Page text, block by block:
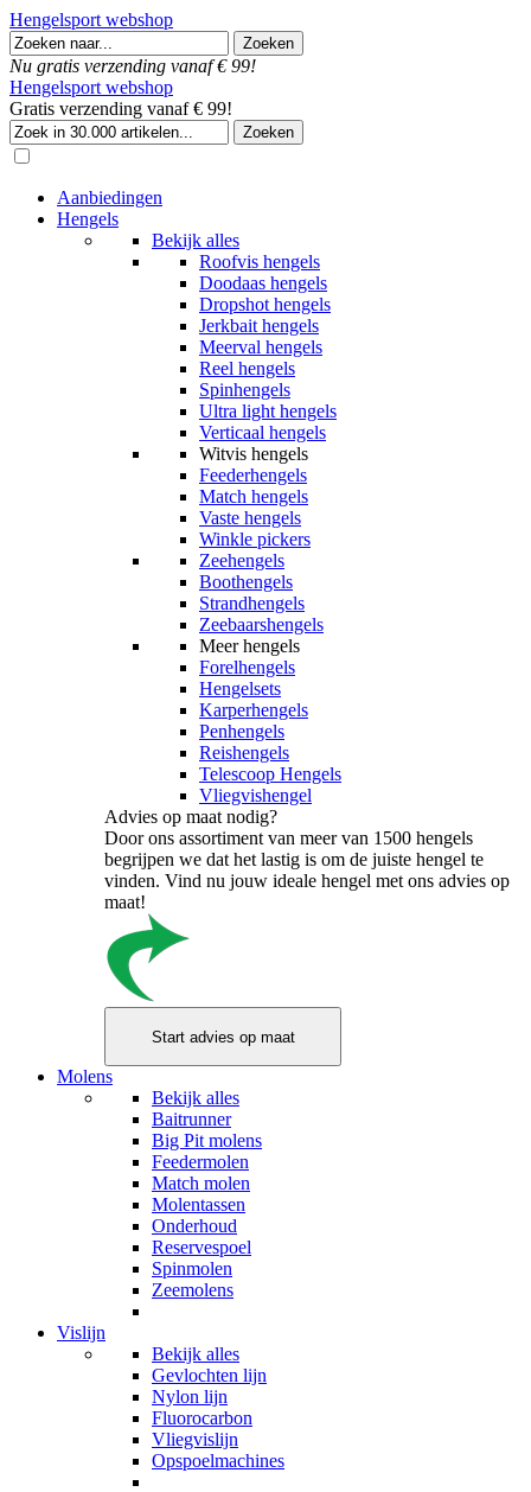
Hengelsport webshop
Nu gratis verzending vanaf € 99!
Hengelsport webshop
Gratis verzending vanaf € 99!
Aanbiedingen
Hengels
Bekijk alles
Roofvis hengels
Doodaas hengels
Dropshot hengels
Jerkbait hengels
Meerval hengels
Reel hengels
Spinhengels
Ultra light hengels
Verticaal hengels
Witvis hengels
Feederhengels
Match hengels
Vaste hengels
Winkle pickers
Zeehengels
Boothengels
Strandhengels
Zeebaarshengels
Meer hengels
Forelhengels
Hengelsets
Karperhengels
Penhengels
Reishengels
Telescoop Hengels
Vliegvishengel
Advies op maat nodig?
Door ons assortiment van meer van 1500 hengels
begrijpen we dat het lastig is om de juiste hengel te
vinden. Vind nu jouw ideale hengel met ons advies op
maat!
Molens
Bekijk alles
Baitrunner
Big Pit molens
Feedermolen
Match molen
Molentassen
Onderhoud
Reservespoel
Spinmolen
Zeemolens
Vislijn
Bekijk alles
Gevlochten lijn
Nylon lijn
Fluorocarbon
Vliegvislijn
Opspoelmachines